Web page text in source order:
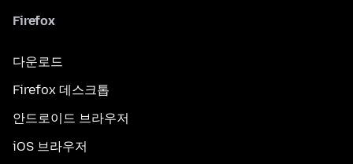
Firefox
다운로드
Firefox 데스크톱
안드로이드 브라우저
iOS 브라우저